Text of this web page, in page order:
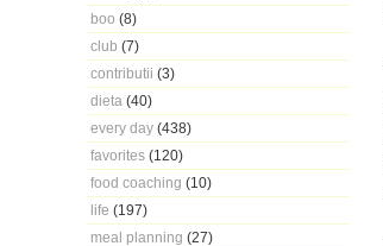
boo (8)
club (7)
contributii (3)
dieta (40)
every day (438)
favorites (120)
food coaching (10)
life (197)
meal planning (27)